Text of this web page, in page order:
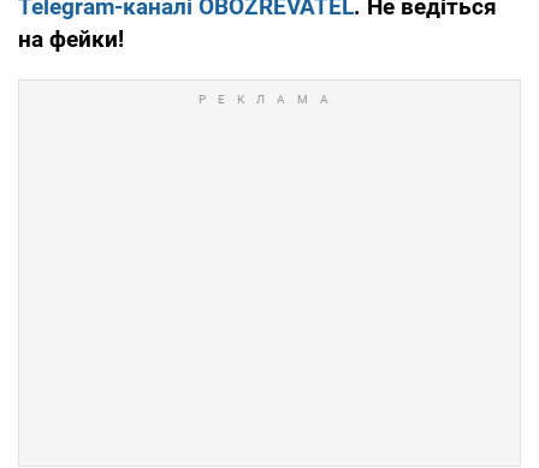
Telegram-каналі OBOZREVATEL. Не ведіться
на фейки!